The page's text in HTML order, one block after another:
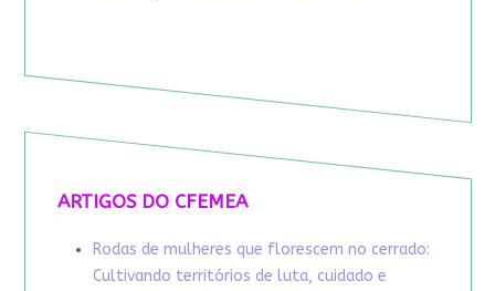
ARTIGOS DO CFEMEA
Rodas de mulheres que florescem no cerrado:
Cultivando territórios de luta, cuidado e